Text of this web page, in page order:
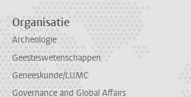
Organisatie
Archeologie
Geesteswetenschappen
Geneeskunde/LUMC
Governance and Global Affairs